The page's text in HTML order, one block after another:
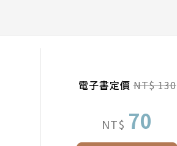
電子書定價NT$ 130
NT$ 70